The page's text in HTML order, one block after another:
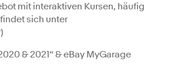
mit interaktiven Kursen, häufig
sich unter
& 2021“ & eBay MyGarage